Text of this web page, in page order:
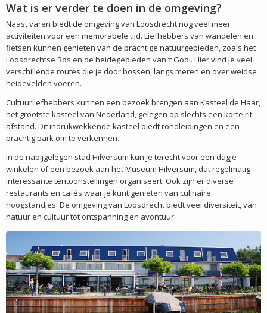
Wat is er verder te doen in de omgeving?
Naast varen biedt de omgeving van Loosdrecht nog veel meer
activiteiten voor een memorabele tijd. Liefhebbers van wandelen en
fietsen kunnen genieten van de prachtige natuurgebieden, zoals het
Loosdrechtse Bos en de heidegebieden van ‘t Gooi. Hier vind je veel
verschillende routes die je door bossen, langs meren en over weidse
heidevelden voeren.
Cultuurliefhebbers kunnen een bezoek brengen aan Kasteel de Haar,
het grootste kasteel van Nederland, gelegen op slechts een korte rit
afstand. Dit indrukwekkende kasteel biedt rondleidingen en een
prachtig park om te verkennen.
In de nabijgelegen stad Hilversum kun je terecht voor een dagje
winkelen of een bezoek aan het Museum Hilversum, dat regelmatig
interessante tentoonstellingen organiseert. Ook zijn er diverse
restaurants en cafés waar je kunt genieten van culinaire
hoogstandjes. De omgeving van Loosdrecht biedt veel diversiteit, van
natuur en cultuur tot ontspanning en avontuur.